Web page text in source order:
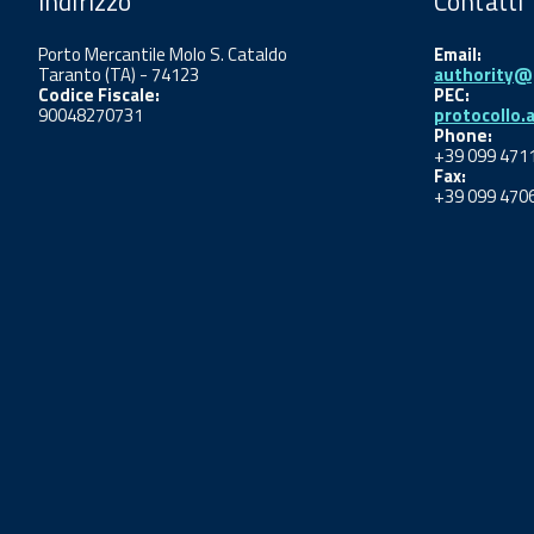
Porto Mercantile Molo S. Cataldo
Taranto (TA) - 74123
Codice Fiscale:
90048270731
Email:
PEC:
Phone:
+39 099
Fax:
+39 099